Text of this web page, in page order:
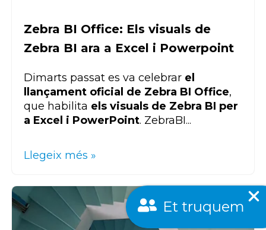
Zebra BI Office: Els visuals de
Zebra BI ara a Excel i Powerpoint
Dimarts passat es va celebrar el
llançament oficial de Zebra BI Office,
que habilita els visuals de Zebra BI per
a Excel i PowerPoint. ZebraBI...
Llegeix més »
Et truquem